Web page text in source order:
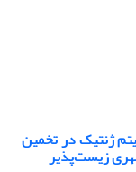
ژنتیک در تخمین
زیست‌پذیر